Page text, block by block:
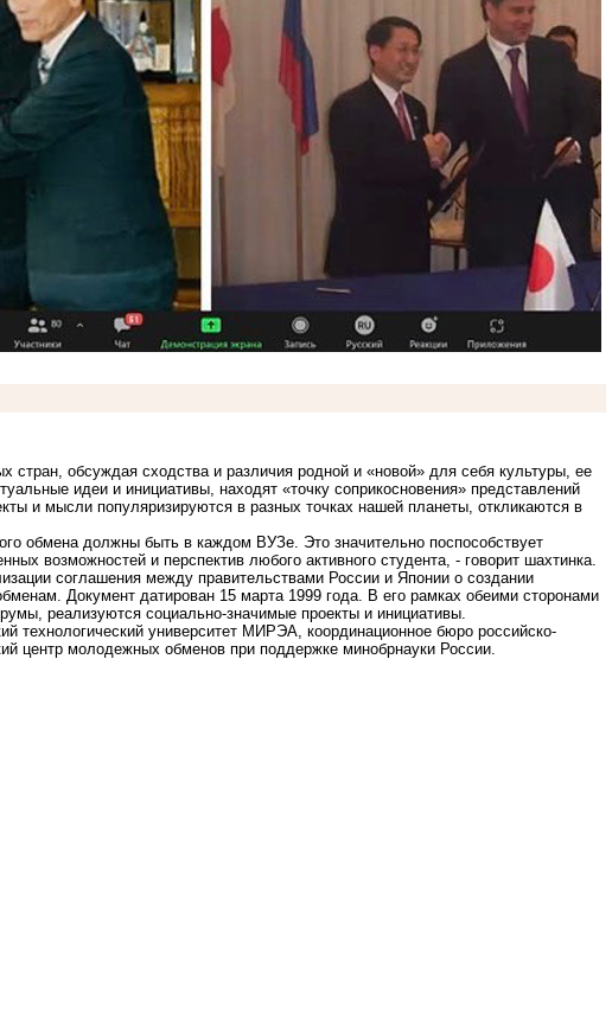
стран, обсуждая сходства и различия родной и «новой» для себя культуры, ее
идеи и инициативы, находят «точку соприкосновения» представлений
и мысли популяризируются в разных точках нашей планеты, откликаются в
обмена должны быть в каждом ВУЗе. Это значительно поспособствует
возможностей и перспектив любого активного студента, - говорит шахтинка.
соглашения между правительствами России и Японии о создании
Документ датирован 15 марта 1999 года. В его рамках обеими сторонами
реализуются социально-значимые проекты и инициативы.
технологический университет МИРЭА, координационное бюро российско-
центр молодежных обменов при поддержке минобрнауки России.